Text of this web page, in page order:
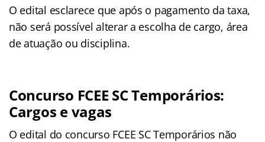
O edital esclarece que após o pagamento da taxa,
não será possível alterar a escolha de cargo, área
de atuação ou disciplina.
Concurso FCEE SC Temporários:
Cargos e vagas
O edital do concurso FCEE SC Temporários não